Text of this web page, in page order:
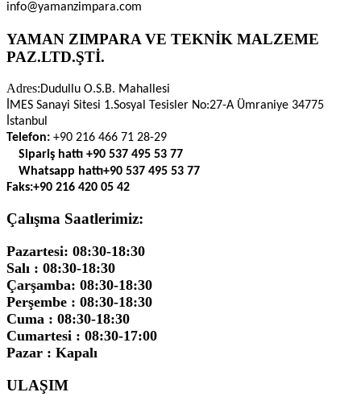
info@yamanzimpara.com
YAMAN ZIMPARA VE TEKNİK MALZEME
PAZ.LTD.ŞTİ.
Adres:Dudullu O.S.B. Mahallesi
İMES Sanayi Sitesi 1.Sosyal Tesisler No:27-A Ümraniye 34775
İstanbul
Telefon: +90 216 466 71 28-29
Sipariş hattı +90 537 495 53 77
Whatsapp hattı+90 537 495 53 77
Faks:+90 216 420 05 42
Çalışma Saatlerimiz:
Pazartesi: 08:30-18:30
Salı : 08:30-18:30
Çarşamba: 08:30-18:30
Perşembe : 08:30-18:30
Cuma : 08:30-18:30
Cumartesi : 08:30-17:00
Pazar : Kapalı
ULAŞIM